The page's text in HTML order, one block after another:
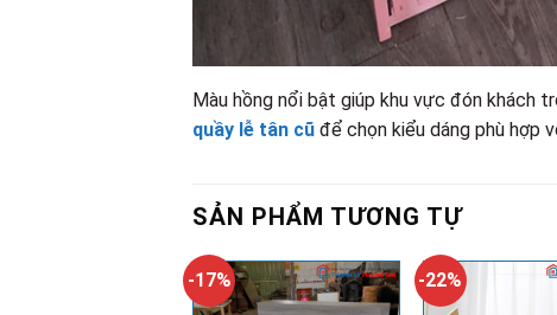
Màu hồng nổi bật giúp khu vực đón khách
quầy lễ tân cũ để chọn kiểu dáng phù hợp
SẢN PHẨM TƯƠNG TỰ
-17% -22%